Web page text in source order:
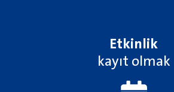
Etkinlik
kayıt olmak